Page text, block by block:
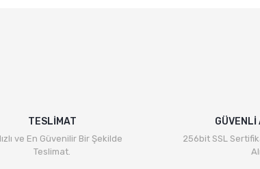
TESLİMAT
ve En Güvenilir Bir Şekilde
Teslimat.
GÜVENLİ
256bit SSL